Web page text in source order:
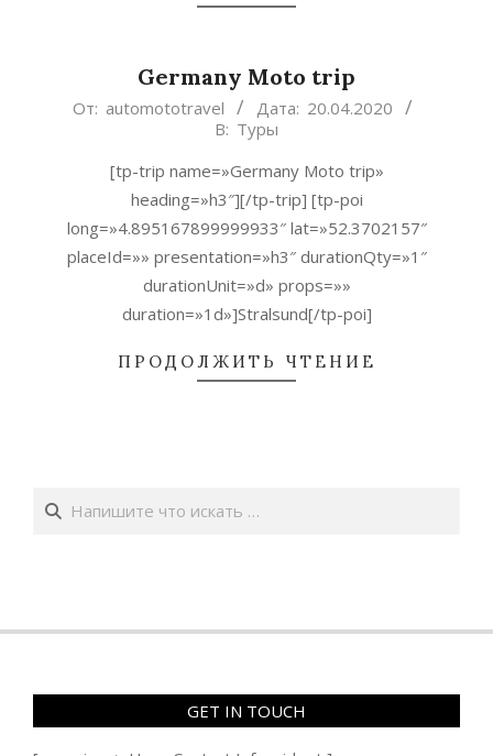
Germany Moto trip
2020-
От: automototravel Дата: 20.04.2020
В: Туры
[tp-trip name=»Germany Moto trip»
heading=»h3″][/tp-trip] [tp-poi
long=»4.895167899999933″ lat=»52.3702157″
placeId=»» presentation=»h3″ durationQty=»1″
durationUnit=»d» props=»»
duration=»1d»]Stralsund[/tp-poi]
ПРОДОЛЖИТЬ ЧТЕНИЕ
Поиск
GET IN TOUCH